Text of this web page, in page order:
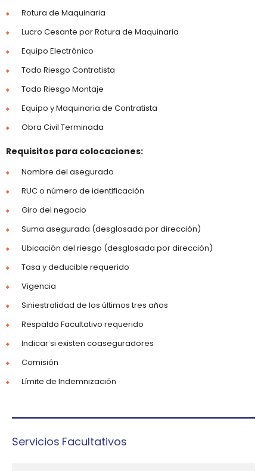
Rotura de Maquinaria
Lucro Cesante por Rotura de Maquinaria
Equipo Electrónico
Todo Riesgo Contratista
Todo Riesgo Montaje
Equipo y Maquinaria de Contratista
Obra Civil Terminada
Requisitos para colocaciones:
Nombre del asegurado
RUC o número de identificación
Giro del negocio
Suma asegurada (desglosada por dirección)
Ubicación del riesgo (desglosada por dirección)
Tasa y deducible requerido
Vigencia
Siniestralidad de los últimos tres años
Respaldo Facultativo requerido
Indicar si existen coaseguradores
Comisión
Límite de Indemnización
Servicios Facultativos